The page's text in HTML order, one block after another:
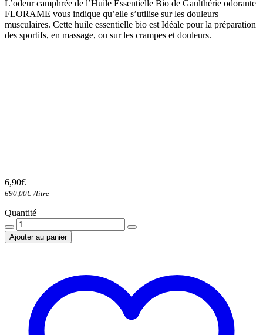
L’odeur camphrée de l’Huile Essentielle Bio de Gaulthérie odorante
FLORAME vous indique qu’elle s’utilise sur les douleurs
musculaires. Cette huile essentielle bio est Idéale pour la préparation
des sportifs, en massage, ou sur les crampes et douleurs.
6,90€
690,00€ /litre
QuantitéQuantité
Ajouter au panier